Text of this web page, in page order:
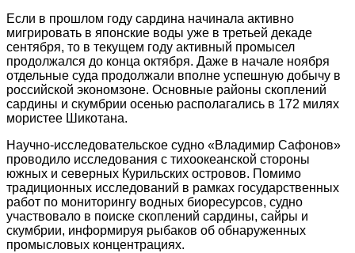
Если в прошлом году сардина начинала активно
мигрировать в японские воды уже в третьей декаде
сентября, то в текущем году активный промысел
продолжался до конца октября. Даже в начале ноября
отдельные суда продолжали вполне успешную добычу в
российской экономзоне. Основные районы скоплений
сардины и скумбрии осенью располагались в 172 милях
мористее Шикотана.
Научно-исследовательское судно «Владимир Сафонов»
проводило исследования с тихоокеанской стороны
южных и северных Курильских островов. Помимо
традиционных исследований в рамках государственных
работ по мониторингу водных биоресурсов, судно
участвовало в поиске скоплений сардины, сайры и
скумбрии, информируя рыбаков об обнаруженных
промысловых концентрациях.